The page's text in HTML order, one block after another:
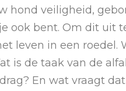
hond veiligheid,
ook bent. Om dit uit
leven in een roedel.
is de taak van de
En wat vraagt